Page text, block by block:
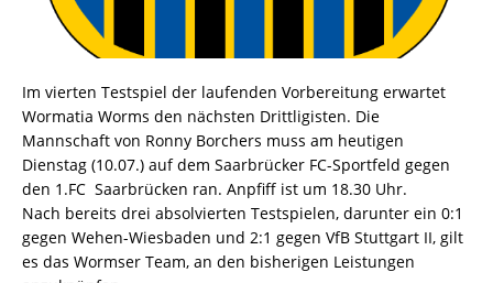
Im vierten Testspiel der laufenden Vorbereitung erwartet
Wormatia Worms den nächsten Drittligisten. Die
Mannschaft von Ronny Borchers muss am heutigen
Dienstag (10.07.) auf dem Saarbrücker FC-Sportfeld gegen
den 1.FC Saarbrücken ran. Anpfiff ist um 18.30 Uhr.
Nach bereits drei absolvierten Testspielen, darunter ein 0:1
gegen Wehen-Wiesbaden und 2:1 gegen VfB Stuttgart II, gilt
es das Wormser Team, an den bisherigen Leistungen